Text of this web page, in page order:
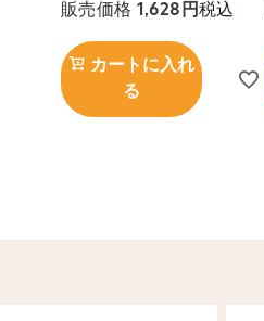
販売価格 1,628 税込
カートに入れ
る